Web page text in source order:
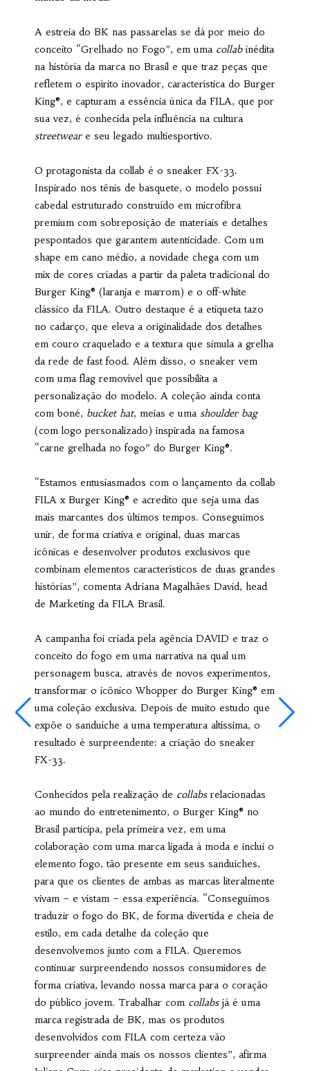
A estreia do BK nas passarelas se dá por meio do
conceito “Grelhado no Fogo”, em uma collab inédita
na história da marca no Brasil e que traz peças que
refletem o espírito inovador, característica do Burger
King®, e capturam a essência única da FILA, que por
sua vez, é conhecida pela influência na cultura
streetweare seu legado multiesportivo.
O protagonista da collab é o sneaker FX-33.
Inspirado nos tênis de basquete, o modelo possui
cabedal estruturado construído em microfibra
premium com sobreposição de materiais e detalhes
pespontados que garantem autenticidade. Com um
shape em cano médio, a novidade chega com um
mix de cores criadas a partir da paleta tradicional do
Burger King® (laranja e marrom) e o off-white
clássico da FILA. Outro destaque é a etiqueta tazo
no cadarço, que eleva a originalidade dos detalhes
em couro craquelado e a textura que simula a grelha
da rede de fast food. Além disso, o sneaker vem
com uma flag removível que possibilita a
personalização do modelo. A coleção ainda conta
com boné, bucket hat, meias e uma shoulder bag
(com logo personalizado) inspirada na famosa
“carne grelhada no fogo” do Burger King®.
“Estamos entusiasmados com o lançamento da collab
FILA x Burger King® e acredito que seja uma das
mais marcantes dos últimos tempos. Conseguimos
unir, de forma criativa e original, duas marcas
icônicas e desenvolver produtos exclusivos que
combinam elementos característicos de duas grandes
histórias”, comenta Adriana Magalhães David, head
de Marketing da FILA Brasil.
A campanha foi criada pela agência DAVID e traz o
conceito do fogo em uma narrativa na qual um
personagem busca, através de novos experimentos,
transformar o icônico Whopper do Burger King® em
uma coleção exclusiva. Depois de muito estudo que
expõe o sanduíche a uma temperatura altíssima, o
resultado é surpreendente: a criação do sneaker
FX-33.
Conhecidos pela realização de collabs relacionadas
ao mundo do entretenimento, o Burger King® no
Brasil participa, pela primeira vez, em uma
colaboração com uma marca ligada à moda e inclui o
elemento fogo, tão presente em seus sanduíches,
para que os clientes de ambas as marcas literalmente
vivam – e vistam – essa experiência. “Conseguimos
traduzir o fogo do BK, de forma divertida e cheia de
estilo, em cada detalhe da coleção que
desenvolvemos junto com a FILA. Queremos
continuar surpreendendo nossos consumidores de
forma criativa, levando nossa marca para o coração
do público jovem. Trabalhar com collabs já é uma
marca registrada de BK, mas os produtos
desenvolvidos com FILA com certeza vão
surpreender ainda mais os nossos clientes”, afirma